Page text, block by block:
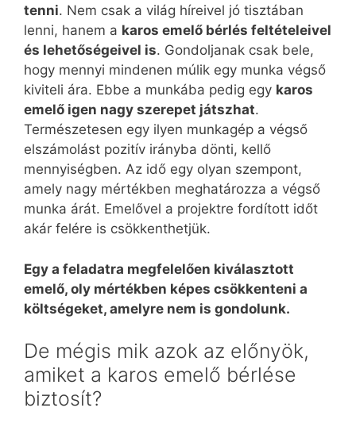
tenni. Nem csak a világ híreivel jó tisztában
lenni, hanem a karos emelő bérlés feltételeivel
és lehetőségeivel is. Gondoljanak csak bele,
hogy mennyi mindenen múlik egy munka végső
kiviteli ára. Ebbe a munkába pedig egy karos
emelő igen nagy szerepet játszhat.
Természetesen egy ilyen munkagép a végső
elszámolást pozitív irányba dönti, kellő
mennyiségben. Az idő egy olyan szempont,
amely nagy mértékben meghatározza a végső
munka árát. Emelővel a projektre fordított időt
akár felére is csökkenthetjük.
Egy a feladatra megfelelően kiválasztott
emelő, oly mértékben képes csökkenteni a
költségeket, amelyre nem is gondolunk.
De mégis mik azok az előnyök,
amiket a karos emelő bérlése
biztosít?